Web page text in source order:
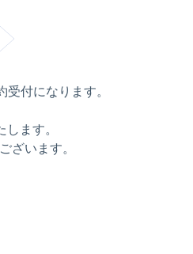
付になります。
ます。
ざいます。